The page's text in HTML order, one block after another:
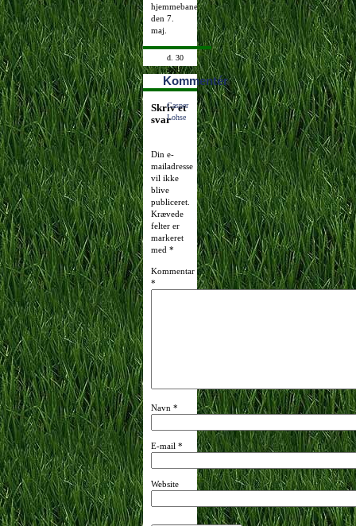
hjemmebane
den 7.
maj.
d. 30
april
2009
21:06:03
Casper
Lohse
Kommentér
Skriv et
svar
Din e-
mailadresse
vil ikke
blive
publiceret.
Krævede
felter er
markeret
med *
Kommentar
*
Navn *
E-mail *
Website